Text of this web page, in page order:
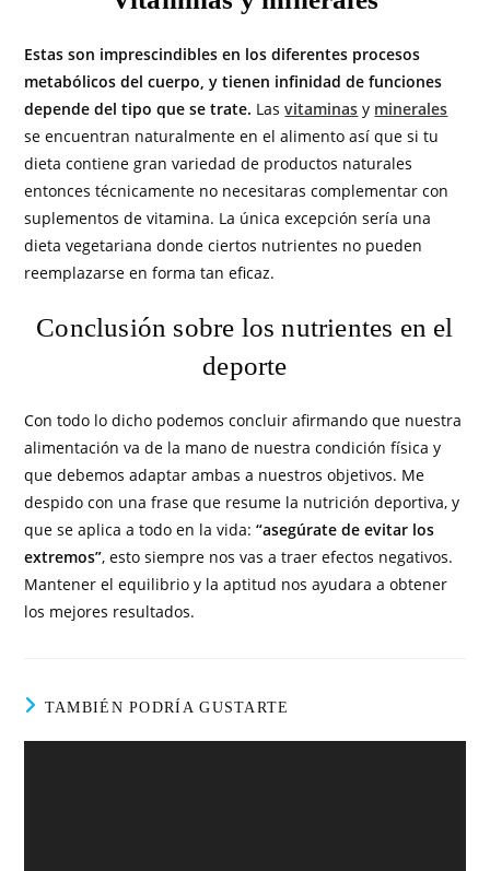
Estas son imprescindibles en los diferentes procesos
metabólicos del cuerpo, y tienen infinidad de funciones
depende del tipo que se trate. Lasvitaminas y minerales
se encuentran naturalmente en el alimento así que si tu
dieta contiene gran variedad de productos naturales
entonces técnicamente no necesitaras complementar con
suplementos de vitamina. La única excepción sería una
dieta vegetariana donde ciertos nutrientes no pueden
reemplazarse en forma tan eficaz.
Conclusión sobre los nutrientes en el
deporte
Con todo lo dicho podemos concluir afirmando que nuestra
alimentación va de la mano de nuestra condición física y
que debemos adaptar ambas a nuestros objetivos. Me
despido con una frase que resume la nutrición deportiva, y
que se aplica a todo en la vida:“asegúrate de evitar los
extremos”, esto siempre nos vas a traer efectos negativos.
Mantener el equilibrio y la aptitud nos ayudara a obtener
los mejores resultados.
TAMBIÉN PODRÍA GUSTARTE